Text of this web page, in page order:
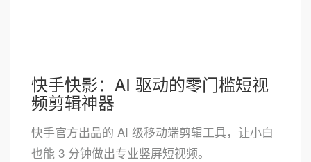
快手快影：AI 驱动的零门槛短视
频剪辑神器
快手官方出品的 AI 级移动端剪辑工具，让小白
也能 3 分钟做出专业竖屏短视频。